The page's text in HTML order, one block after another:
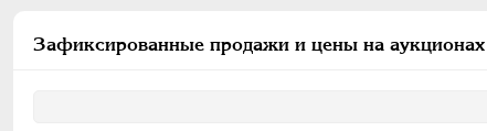
Зафиксированные продажи и цены на аукционах